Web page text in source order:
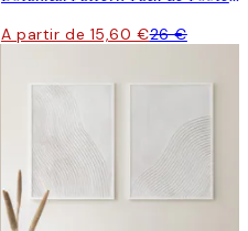
A partir de 15,60 €26 €